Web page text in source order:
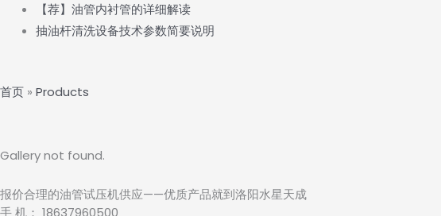
【荐】油管内衬管的详细解读
抽油杆清洗设备技术参数简要说明
首页 » Products
Gallery not found.
报价合理的油管试压机供应——优质产品就到洛阳水星天成
手 机： 18637960500